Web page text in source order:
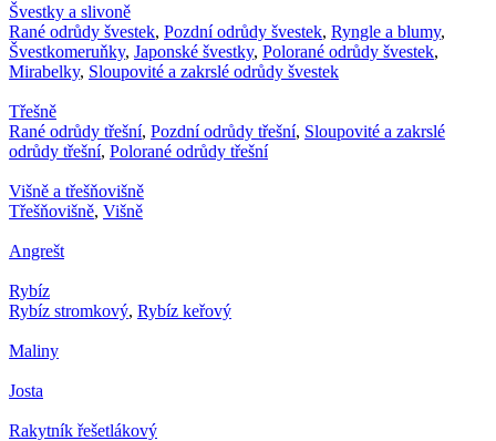
Švestky a slivoně
Rané odrůdy švestek, Pozdní odrůdy švestek, Ryngle a blumy,
Švestkomeruňky, Japonské švestky, Polorané odrůdy švestek,
Mirabelky, Sloupovité a zakrslé odrůdy švestek
Třešně
Rané odrůdy třešní, Pozdní odrůdy třešní, Sloupovité a zakrslé
odrůdy třešní, Polorané odrůdy třešní
Višně a třešňovišně
Třešňovišně, Višně
Angrešt
Rybíz
Rybíz stromkový, Rybíz keřový
Maliny
Josta
Rakytník řešetlákový